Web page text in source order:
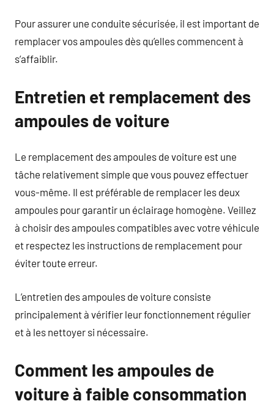
Pour assurer une conduite sécurisée, il est important de
remplacer vos ampoules dès qu’elles commencent à
s’affaiblir.
Entretien et remplacement des
ampoules de voiture
Le remplacement des ampoules de voiture est une
tâche relativement simple que vous pouvez effectuer
vous-même. Il est préférable de remplacer les deux
ampoules pour garantir un éclairage homogène. Veillez
à choisir des ampoules compatibles avec votre véhicule
et respectez les instructions de remplacement pour
éviter toute erreur.
L’entretien des ampoules de voiture consiste
principalement à vérifier leur fonctionnement régulier
et à les nettoyer si nécessaire.
Comment les ampoules de
voiture à faible consommation